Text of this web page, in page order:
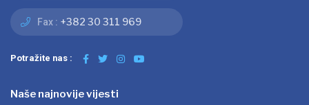
Fax : +382 30 311 969
Potražite nas :
Naše najnovije vijesti